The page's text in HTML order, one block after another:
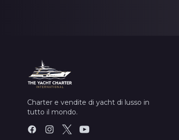
Charter e vendite di yacht di lusso in
tutto il mondo.